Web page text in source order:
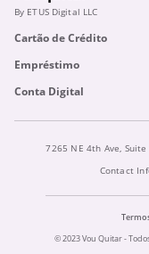
By ETUS Digital LLC
Cartão de Crédito
Empréstimo
Conta Digital
7265 NE 4th Ave,
Contact
© 2023 Vou Quitar -